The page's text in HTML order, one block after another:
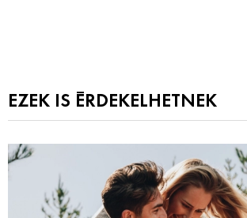
EZEK IS ÉRDEKELHETNEK